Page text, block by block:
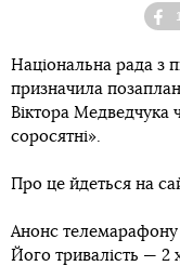
Національна рада з
призначила
Віктора Медведчука
соросятні».
Про це йдеться на
Анонс телемарафону
Його тривалість — 2